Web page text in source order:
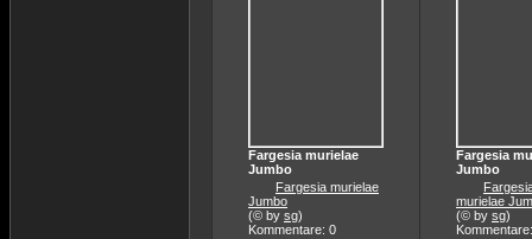
Fargesia murielae
Jumbo
Fargesia murielae
Jumbo
(© by sg)
Kommentare: 0
Fargesia
Jumbo
murielae
(© by sg)